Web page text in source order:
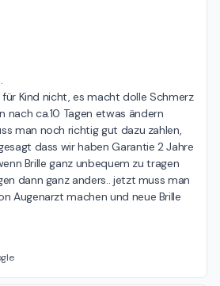
Kind nicht, es macht dolle Schmerz
nach ca.10 Tagen etwas ändern
man noch richtig gut dazu zahlen,
dass wir haben Garantie 2 Jahre
Brille ganz unbequem zu tragen
dann ganz anders.. jetzt muss man
Augenarzt machen und neue Brille